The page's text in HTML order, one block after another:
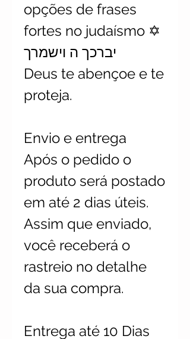
opções de frases
fortes no judaísmo ✡️
יברכך ה וישמרך
Deus te abençoe e te
proteja.
Envio e entrega
Após o pedido o
produto será postado
em até 2 dias úteis.
Assim que enviado,
você receberá o
rastreio no detalhe
da sua compra.
Entrega até 10 Dias